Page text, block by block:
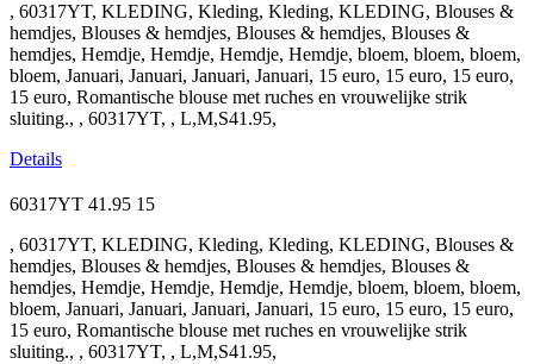
, 60317YT, KLEDING, Kleding, Kleding, KLEDING, Blouses &
hemdjes, Blouses & hemdjes, Blouses & hemdjes, Blouses &
hemdjes, Hemdje, Hemdje, Hemdje, Hemdje, bloem, bloem, bloem,
bloem, Januari, Januari, Januari, Januari, 15 euro, 15 euro, 15 euro,
15 euro, Romantische blouse met ruches en vrouwelijke strik
sluiting., , 60317YT, , L,M,S41.95,
Details
60317YT 41.95 15
, 60317YT, KLEDING, Kleding, Kleding, KLEDING, Blouses &
hemdjes, Blouses & hemdjes, Blouses & hemdjes, Blouses &
hemdjes, Hemdje, Hemdje, Hemdje, Hemdje, bloem, bloem, bloem,
bloem, Januari, Januari, Januari, Januari, 15 euro, 15 euro, 15 euro,
15 euro, Romantische blouse met ruches en vrouwelijke strik
sluiting., , 60317YT, , L,M,S41.95,